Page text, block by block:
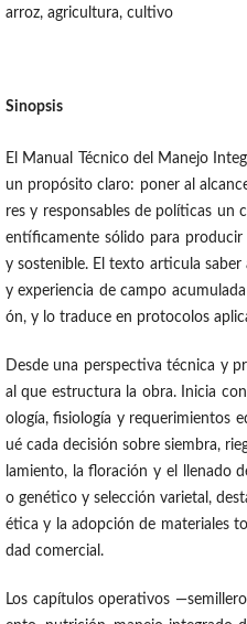
arroz, agricultura, cultivo
Sinopsis
El Manual Técnico del Manejo
un propósito claro: poner al
res y responsables de políticas un
entíficamente sólido para
y sostenible. El texto articula saber
y experiencia de campo
ón, y lo traduce en protocolos
Desde una perspectiva técnica y
al que estructura la obra. Inicia
ología, fisiología y requerimientos
ué cada decisión sobre siembra,
lamiento, la floración y el llenado
o genético y selección varietal,
ética y la adopción de materiales
dad comercial.
Los capítulos operativos